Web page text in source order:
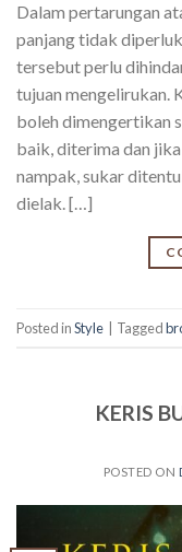
Dalam pertarungan
panjang tidak
tersebut perlu
tujuan mengelirukan.
boleh dimengertikan
baik, diterima dan
nampak, sukar
dielak. […]
Posted inStyle Tagged
KERIS
POSTED ON